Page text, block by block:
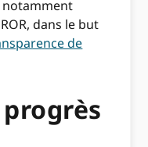
dans le but
de